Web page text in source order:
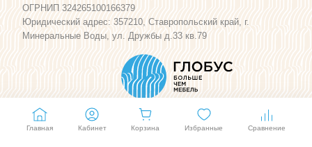
Карта сайта
ОГРНИП 324265100166379
Юридический адрес: 357210, Ставропольский край, г.
Минеральные Воды, ул. Дружбы д.33 кв.79
Главная Кабинет Корзина Избранные Сравнение